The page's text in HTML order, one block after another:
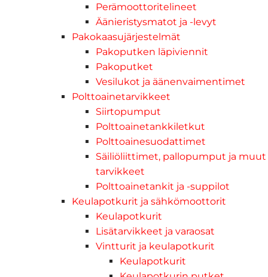
Perämoottoritelineet
Äänieristysmatot ja -levyt
Pakokaasujärjestelmät
Pakoputken läpiviennit
Pakoputket
Vesilukot ja äänenvaimentimet
Polttoainetarvikkeet
Siirtopumput
Polttoainetankkiletkut
Polttoainesuodattimet
Säiliöliittimet, pallopumput ja muut
tarvikkeet
Polttoainetankit ja -suppilot
Keulapotkurit ja sähkömoottorit
Keulapotkurit
Lisätarvikkeet ja varaosat
Vintturit ja keulapotkurit
Keulapotkurit